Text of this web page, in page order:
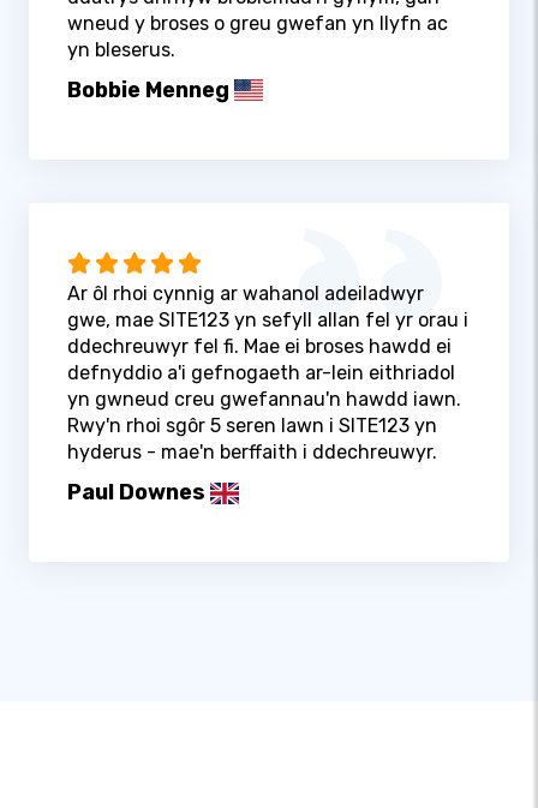
wneud y broses o greu gwefan yn llyfn ac
yn bleserus.
Bobbie Menneg
Ar ôl rhoi cynnig ar wahanol adeiladwyr
gwe, mae SITE123 yn sefyll allan fel yr orau i
ddechreuwyr fel fi. Mae ei broses hawdd ei
defnyddio a'i gefnogaeth ar-lein eithriadol
yn gwneud creu gwefannau'n hawdd iawn.
Rwy'n rhoi sgôr 5 seren lawn i SITE123 yn
hyderus - mae'n berffaith i ddechreuwyr.
Paul Downes